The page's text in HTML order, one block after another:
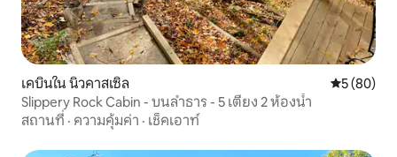
เคบินใน นิวคาสเซิล คะแนนเฉลี่
5 (80)
Slippery Rock Cabin - บนลำธาร - 5 เตียง 2 ห้องน้ำ
สถานที่ · ความคุ้มค่า · เช็คเอาท์